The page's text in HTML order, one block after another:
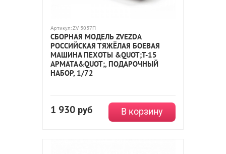
Артикул:ZV-5057П
СБОРНАЯ МОДЕЛЬ ZVEZDA
РОССИЙСКАЯ ТЯЖЁЛАЯ БОЕВАЯ
МАШИНА ПЕХОТЫ &QUOT;Т-15
АРМАТА&QUOT;, ПОДАРОЧНЫЙ
НАБОР, 1/72
1 930 руб В корзину